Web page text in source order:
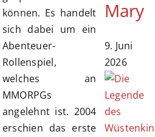
können. Es handelt
sich dabei um ein
Abenteuer-
Rollenspiel,
welches an
MMORPGs
angelehnt ist. 2004
erschien das erste
Mary
9. Juni
2026